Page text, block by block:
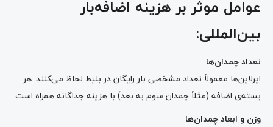
عوامل موثر بر هزینه اضافه‌بار
بین‌المللی:
تعداد چمدان‌ها
ایرلاین‌ها معمولاً تعداد مشخصی بار رایگان در بلیط لحاظ می‌کنند. هر
بسته‌ی اضافه (مثلاً چمدان سوم به بعد) با هزینه‌ جداگانه همراه است.
وزن و ابعاد چمدان‌ها